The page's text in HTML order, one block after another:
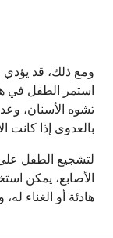
ومع ذلك، قد يؤدي
استمر الطفل في
تشوه الأسنان،
بالعدوى إذا كانت
لتشجيع الطفل
الأصابع، يمكن
هادئة أو الغناء